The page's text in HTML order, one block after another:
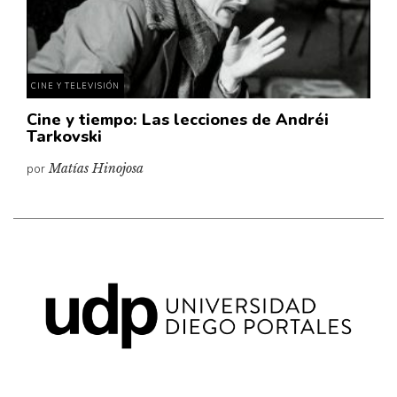
Pensamiento ilustrado
Personaje
Personajes secundarios
Política
Relecturas
Sociedad
Vidas paralelas
CINE Y TELEVISIÓN
Cine y tiempo: Las lecciones de Andréi
Tarkovski
porMatías Hinojosa